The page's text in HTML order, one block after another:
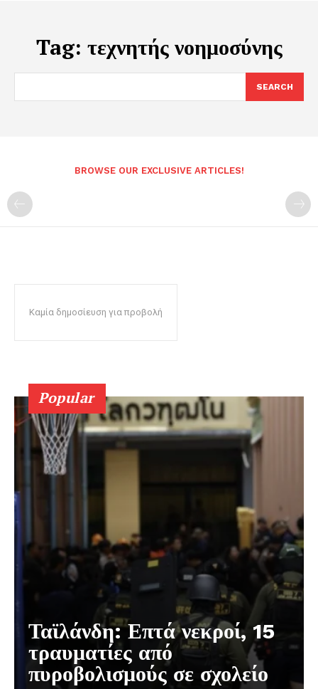
Tag: τεχνητής νοημοσύνης
SEARCH
BROWSE OUR EXCLUSIVE ARTICLES!
Καμία δημοσίευση για προβολή
Popular
Ταϊλάνδη: Επτά νεκροί, 15
τραυματίες από
πυροβολισμούς σε σχολείο